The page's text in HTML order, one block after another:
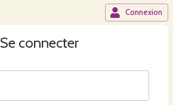
Connexion
Se connecter